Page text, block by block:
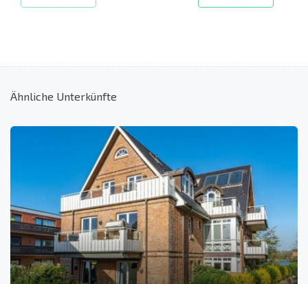
Ähnliche Unterkünfte